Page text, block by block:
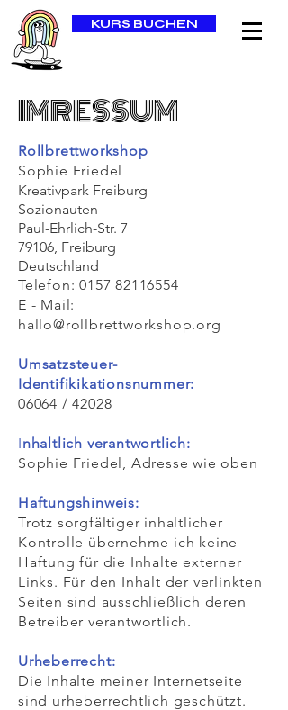
KURS BUCHEN
IMRESSUM
Rollbrettworkshop
Sophie Friedel
Kreativpark Freiburg
Sozionauten
Paul-Ehrlich-Str. 7
79106, Freiburg
Deutschland
Telefon:0157 82116554
E - Mail:
hallo@rollbrettworkshop.org
Umsatzsteuer-
Identifikikationsnummer:
06064 / 42028
Inhaltlich verantwortlich:
Sophie Friedel, Adresse wie oben
Haftungshinweis:
Trotz sorgfältiger inhaltlicher
Kontrolle übernehme ich keine
Haftung für die Inhalte externer
Links. Für den Inhalt der verlinkten
Seiten sind ausschließlich deren
Betreiber verantwortlich.
Urheberrecht:
Die Inhalte meiner Internetseite
sind urheberrechtlich geschützt.